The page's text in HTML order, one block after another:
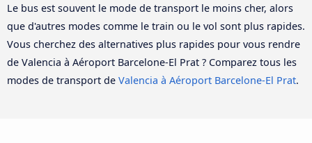
Le bus est souvent le mode de transport le moins cher, alors
que d'autres modes comme le train ou le vol sont plus rapides.
Vous cherchez des alternatives plus rapides pour vous rendre
de Valencia à Aéroport Barcelone-El Prat ? Comparez tous les
modes de transport de Valencia à Aéroport Barcelone-El Prat.